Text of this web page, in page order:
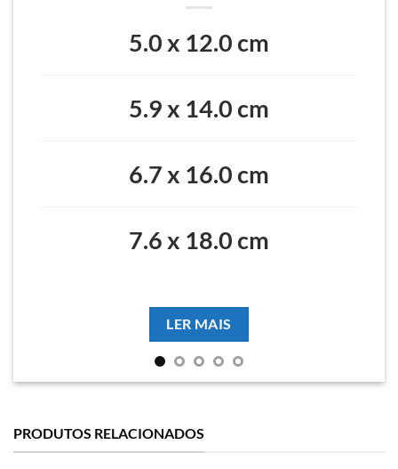
5.0 x 12.0 cm
5.9 x 14.0 cm
6.7 x 16.0 cm
7.6 x 18.0 cm
LER MAIS
PRODUTOS RELACIONADOS